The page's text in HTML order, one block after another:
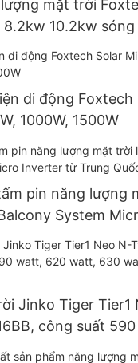
mặt trời
8.2kw 10.2kw
suất cao dành
di động Foxtech
1000W, 1500W
pin năng lượng
System
Jinko Tiger Tier1
công suất
650 watt, dạng